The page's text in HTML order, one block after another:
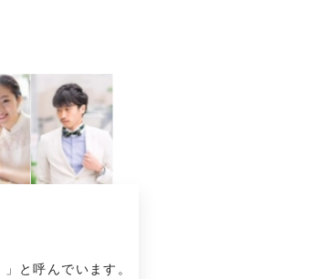
と呼んでいます。